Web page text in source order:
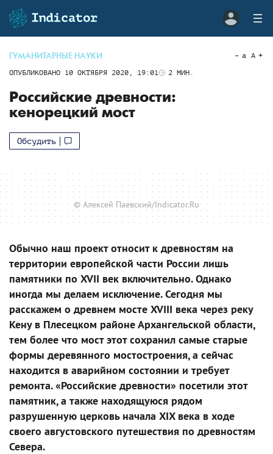
ГУМАНИТАРНЫЕ НАУКИ
ОПУБЛИКОВАНО 10 ОКТЯБРЯ 2020, 19:01 2 МИН.
a A
Российские древности:
кенорецкий мост
Обсудить
© Алексей Паевский/Indicator.Ru
Обычно наш проект относит к древностям на
территории европейской части России лишь
памятники по XVII век включительно. Однако
иногда мы делаем исключение. Сегодня мы
расскажем о древнем мосте XVIII века через реку
Кену в Плесецком районе Архангельской области,
тем более что мост этот сохранил самые старые
формы деревянного мостостроения, а сейчас
находится в аварийном состоянии и требует
ремонта. «Российские древности» посетили этот
памятник, а также находящуюся рядом
разрушенную церковь начала XIX века в ходе
своего августовского путешествия по древностям
Севера.